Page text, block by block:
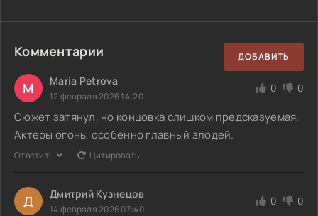
Комментарии ДОБАВИТЬ
M Maria Petrova
12 февраля 2026 14:20
0 0
Сюжет затянул, но концовка слишком предсказуемая.
Актеры огонь, особенно главный злодей.
Ответить Цитировать
Д Дмитрий Кузнецов
14 февраля 2026 07:40
0 0